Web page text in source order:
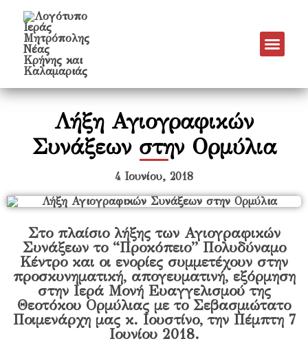
Λήξη Αγιογραφικών
Συνάξεων στην Ορμύλια
4 Ιουνίου, 2018
Στο πλαίσιο λήξης των Αγιογραφικών
Συνάξεων το “Προκόπειο” Πολυδύναμο
Κέντρο και οι ενορίες συμμετέχουν στην
προσκυνηματική, απογευματινή, εξόρμηση
στην Ιερά Μονή Ευαγγελισμού της
Θεοτόκου Ορμύλιας με το Σεβασμιώτατο
Ποιμενάρχη μας κ. Ιουστίνο, την Πέμπτη 7
Ιουνίου 2018.